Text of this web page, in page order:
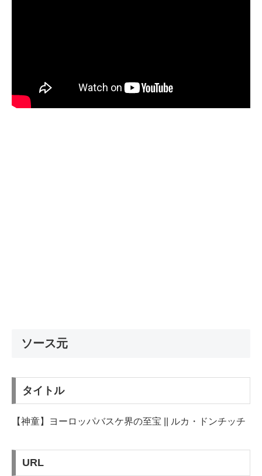
ソース元
タイトル
【神童】ヨーロッパバスケ界の至宝 || ルカ・ドンチッチ
URL